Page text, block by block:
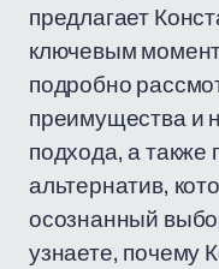
предлагает
ключевым
подробно
преимущества и
подхода, а
альтернатив,
осознанный
узнаете, почему